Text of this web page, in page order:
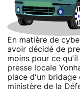
En matière de
avoir décidé de
moins pour ce
presse locale
place d'un bridage
ministère de la